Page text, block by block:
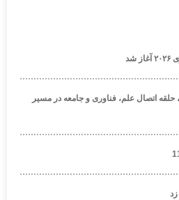
اتصال علم، فناوری و جامعه در مسیر
زد